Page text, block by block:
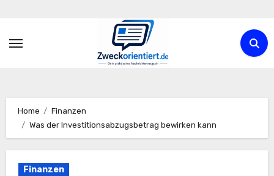
springen
Home
Finanzen
Was der Investitionsabzugsbetrag bewirken kann
Finanzen